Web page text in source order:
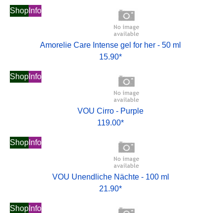
Shop Info
Amorelie Care Intense gel for her - 50 ml
15.90*
Shop Info
VOU Cirro - Purple
119.00*
Shop Info
VOU Unendliche Nächte - 100 ml
21.90*
Shop Info